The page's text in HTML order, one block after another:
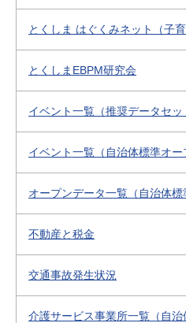
とくしま はぐくみネット（子育
とくしまEBPM研究会
イベント一覧（推奨データセッ
イベント一覧（自治体標準オー
オープンデータ一覧（自治体標
不動産と税金
交通事故発生状況
介護サービス事業所一覧（自